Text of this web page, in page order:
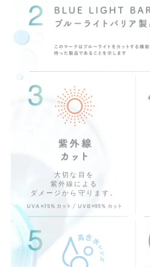
大切な目を
紫外線による
ダメージから守ります。